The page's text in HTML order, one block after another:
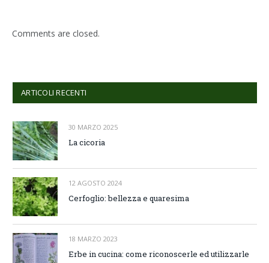
Comments are closed.
ARTICOLI RECENTI
30 MARZO 2025
La cicoria
12 AGOSTO 2024
Cerfoglio: bellezza e quaresima
18 MARZO 2023
Erbe in cucina: come riconoscerle ed utilizzarle